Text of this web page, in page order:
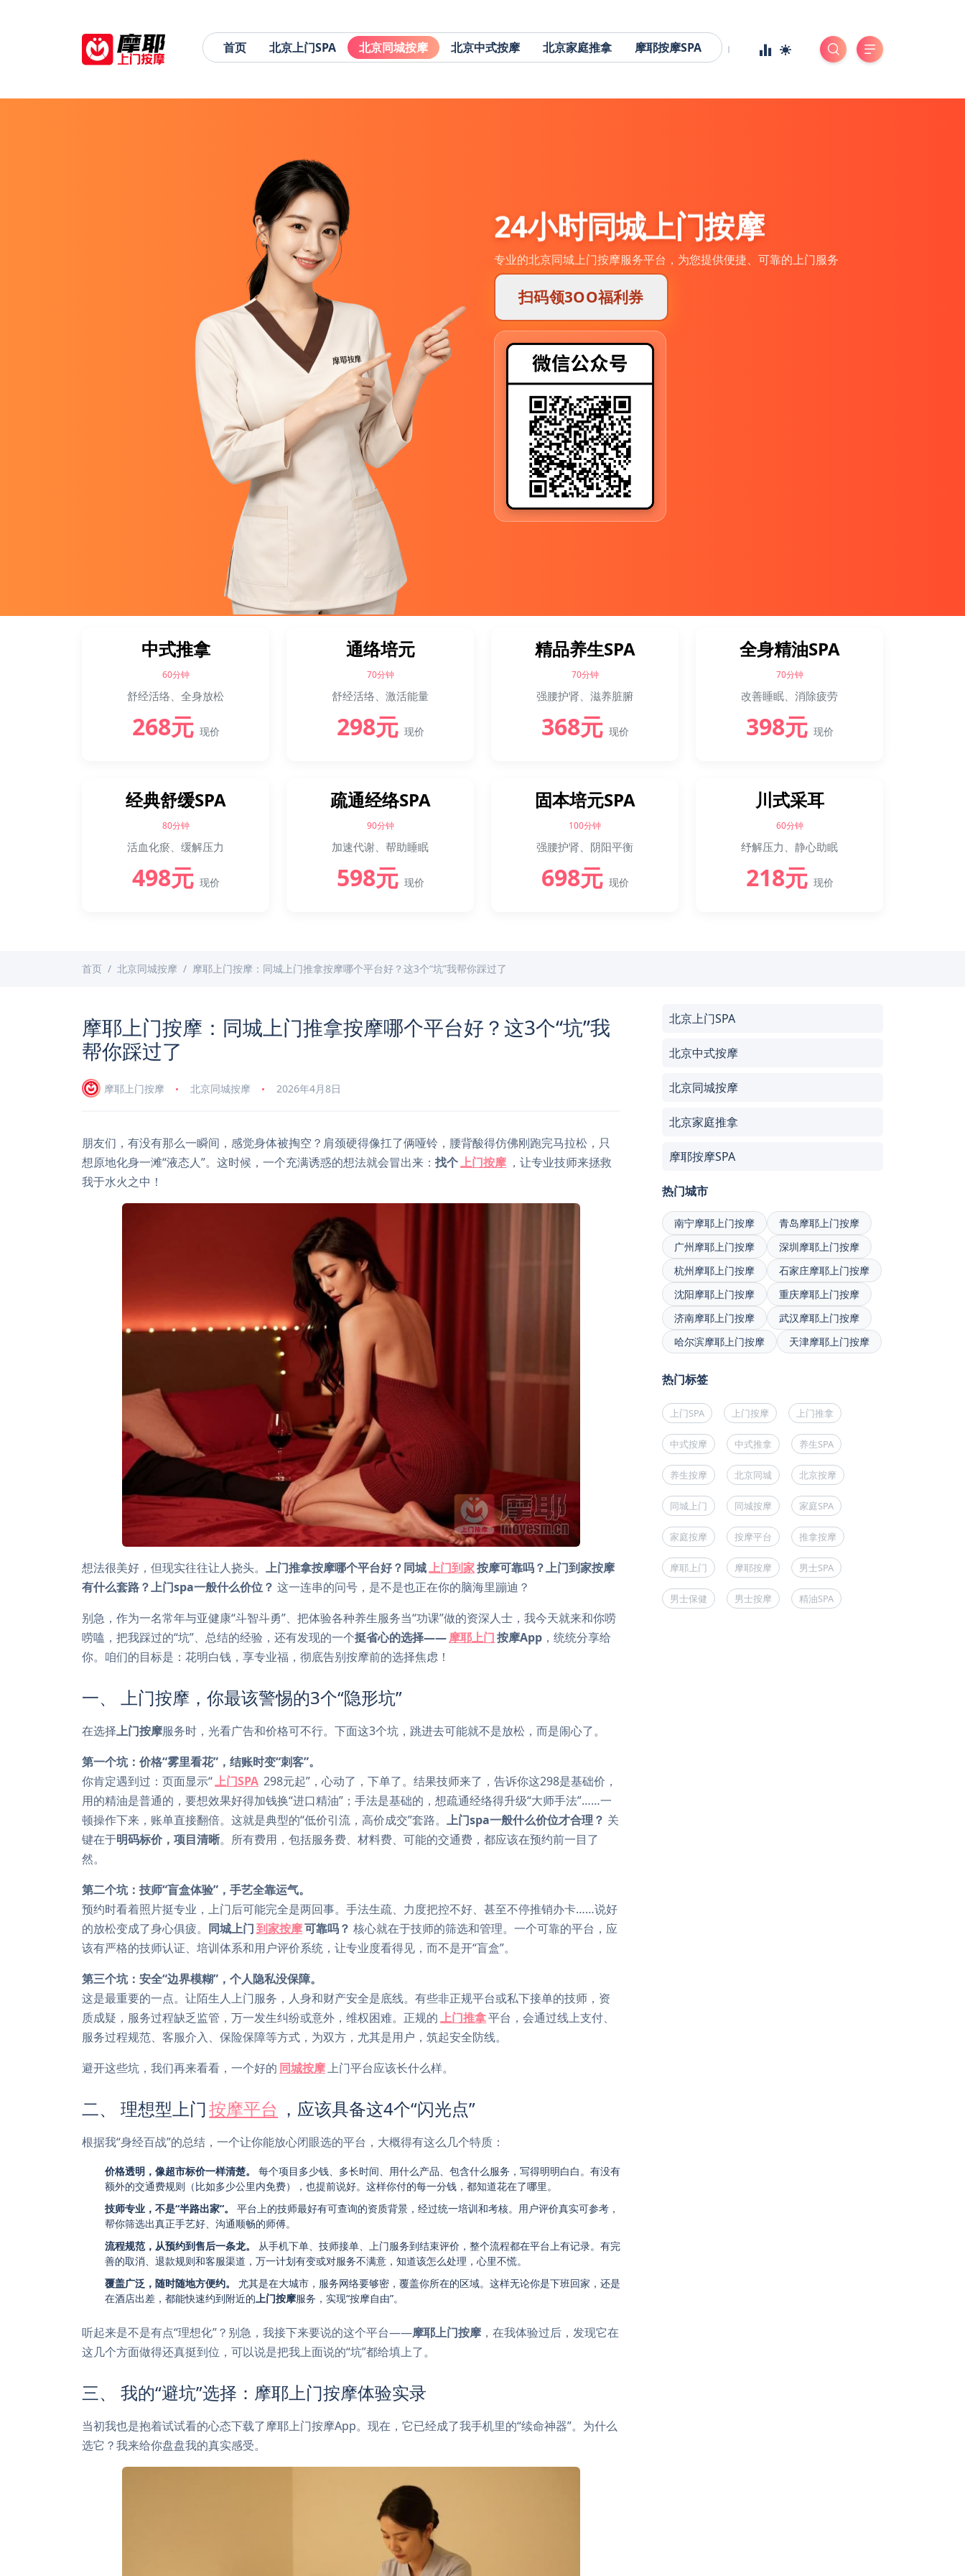
首页 北京上门SPA 北京同城按摩 北京中式按摩 北京家庭推拿 摩耶按摩SPA
24小时同城上门按摩
专业的北京同城上门按摩服务平台，为您提供便捷、可靠的上门服务
扫码领3OO福利券
中式推拿
60分钟
舒经活络、全身放松
268元 现价
通络培元
70分钟
舒经活络、激活能量
298元 现价
精品养生SPA
70分钟
强腰护肾、滋养脏腑
368元 现价
全身精油SPA
70分钟
改善睡眠、消除疲劳
398元 现价
经典舒缓SPA
80分钟
活血化瘀、缓解压力
498元 现价
疏通经络SPA
90分钟
加速代谢、帮助睡眠
598元 现价
固本培元SPA
100分钟
强腰护肾、阴阳平衡
698元 现价
川式采耳
60分钟
纾解压力、静心助眠
218元 现价
首页 北京同城按摩 摩耶上门按摩：同城上门推拿按摩哪个平台好？这3个“坑”我帮你踩过了
摩耶上门按摩：同城上门推拿按摩哪个平台好？这3个“坑”我
帮你踩过了
摩耶上门按摩 北京同城按摩 2026年4月8日
朋友们，有没有那么一瞬间，感觉身体被掏空？肩颈硬得像扛了俩哑铃，腰背酸得仿佛刚跑完马拉松，只
想原地化身一滩“液态人”。这时候，一个充满诱惑的想法就会冒出来： 找个上门按摩 ，让专业技师来拯救
我于水火之中！
想法很美好，但现实往往让人挠头。 上门推拿按摩哪个平台好？同城上门到家按摩可靠吗？上门到家按摩
有什么套路？上门spa一般什么价位？ 这一连串的问号，是不是也正在你的脑海里蹦迪？
别急，作为一名常年与亚健康“斗智斗勇”、把体验各种养生服务当“功课”做的资深人士，我今天就来和你唠
唠嗑，把我踩过的“坑”、总结的经验，还有发现的一个挺省心的选择——摩耶上门按摩App ，统统分享给
你。咱们的目标是：花明白钱，享专业福，彻底告别按摩前的选择焦虑！
一、 上门按摩，你最该警惕的3个“隐形坑”
在选择上门按摩服务时，光看广告和价格可不行。下面这3个坑，跳进去可能就不是放松，而是闹心了。
第一个坑：价格“雾里看花”，结账时变“刺客”。
你肯定遇到过：页面显示“上门SPA 298元起”，心动了，下单了。结果技师来了，告诉你这298是基础价，
用的精油是普通的，要想效果好得加钱换“进口精油”；手法是基础的，想疏通经络得升级“大师手法”……一
顿操作下来，账单直接翻倍。这就是典型的“低价引流，高价成交”套路。 上门spa一般什么价位才合理？ 关
键在于明码标价，项目清晰。所有费用，包括服务费、材料费、可能的交通费，都应该在预约前一目了
然。
第二个坑：技师“盲盒体验”，手艺全靠运气。
预约时看着照片挺专业，上门后可能完全是两回事。手法生疏、力度把控不好、甚至不停推销办卡……说好
的放松变成了身心俱疲。 同城上门到家按摩可靠吗？ 核心就在于技师的筛选和管理。一个可靠的平台，应
该有严格的技师认证、培训体系和用户评价系统，让专业度看得见，而不是开“盲盒”。
第三个坑：安全“边界模糊”，个人隐私没保障。
这是最重要的一点。让陌生人上门服务，人身和财产安全是底线。有些非正规平台或私下接单的技师，资
质成疑，服务过程缺乏监管，万一发生纠纷或意外，维权困难。正规的上门推拿平台，会通过线上支付、
服务过程规范、客服介入、保险保障等方式，为双方，尤其是用户，筑起安全防线。
避开这些坑，我们再来看看，一个好的 同城按摩上门平台应该长什么样。
二、 理想型上门按摩平台 ，应该具备这4个“闪光点”
根据我“身经百战”的总结，一个让你能放心闭眼选的平台，大概得有这么几个特质：
价格透明，像超市标价一样清楚。
每个项目多少钱、多长时间、用什么产品、包含什么服务，写得明明白白。有没有
额外的交通费规则（比如多少公里内免费），也提前说好。这样你付的每一分钱，都知道花在了哪里。
技师专业，不是“半路出家”。
平台上的技师最好有可查询的资质背景，经过统一培训和考核。用户评价真实可参考，
帮你筛选出真正手艺好、沟通顺畅的师傅。
流程规范，从预约到售后一条龙。
从手机下单、技师接单、上门服务到结束评价，整个流程都在平台上有记录。有完
善的取消、退款规则和客服渠道，万一计划有变或对服务不满意，知道该怎么处理，心里不慌。
覆盖广泛，随时随地方便约。
尤其是在大城市，服务网络要够密，覆盖你所在的区域。这样无论你是下班回家，还是
在酒店出差，都能快速约到附近的上门按摩服务，实现“按摩自由”。
听起来是不是有点“理想化”？别急，我接下来要说的这个平台——摩耶上门按摩 ，在我体验过后，发现它在
这几个方面做得还真挺到位，可以说是把我上面说的“坑”都给填上了。
三、 我的“避坑”选择：摩耶上门按摩体验实录
当初我也是抱着试试看的心态下载了摩耶上门按摩App。现在，它已经成了我手机里的“续命神器”。为什么
选它？我来给你盘盘我的真实感受。
北京上门SPA
北京中式按摩
北京同城按摩
北京家庭推拿
摩耶按摩SPA
热门城市
南宁摩耶上门按摩
青岛摩耶上门按摩
广州摩耶上门按摩
深圳摩耶上门按摩
杭州摩耶上门按摩
石家庄摩耶上门按摩
沈阳摩耶上门按摩
重庆摩耶上门按摩
济南摩耶上门按摩
武汉摩耶上门按摩
哈尔滨摩耶上门按摩
天津摩耶上门按摩
热门标签
上门SPA 上门按摩 上门推拿
中式按摩 中式推拿 养生SPA
养生按摩 北京同城 北京按摩
同城上门 同城按摩 家庭SPA
家庭按摩 按摩平台 推拿按摩
摩耶上门 摩耶按摩 男士SPA
男士保健 男士按摩 精油SPA